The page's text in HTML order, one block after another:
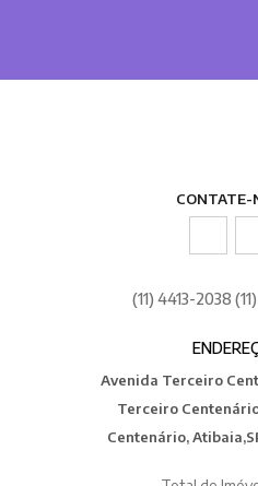
CONTATE-
(11) 4413-2038
Avenida Terceiro
Terceiro
Centenário,